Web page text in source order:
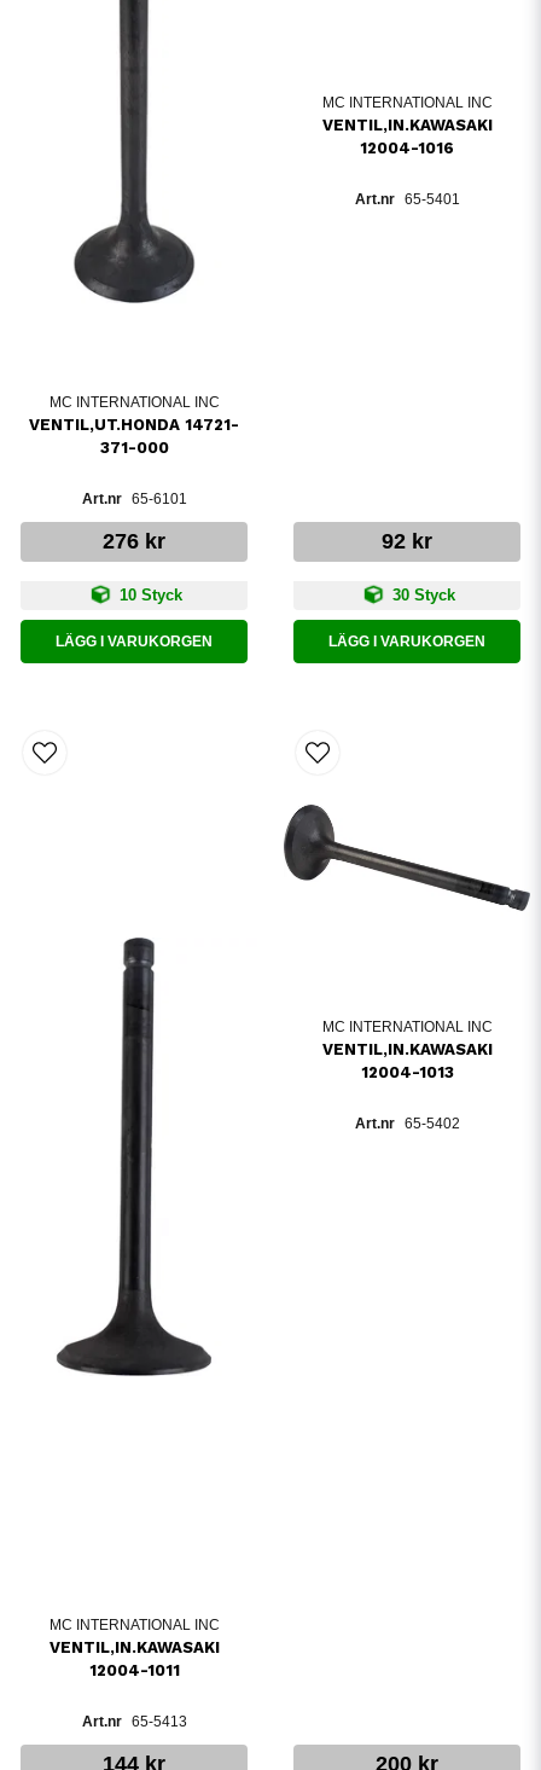
MC INTERNATIONAL INC
VENTIL,UT.HONDA 14721-
371-000
65-6101
276 kr
10 Styck
LÄGG I VARUKORGEN
MC INTERNATIONAL INC
VENTIL,IN.KAWASAKI
12004-1016
65-5401
92 kr
30 Styck
LÄGG I VARUKORGEN
MC INTERNATIONAL INC
VENTIL,IN.KAWASAKI
12004-1011
65-5413
144 kr
MC INTERNATIONAL INC
VENTIL,IN.KAWASAKI
12004-1013
65-5402
200 kr